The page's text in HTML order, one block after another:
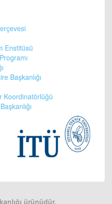
Enstitüsü
Başkanlığı
Koordinatörlüğü
ürünüdür.